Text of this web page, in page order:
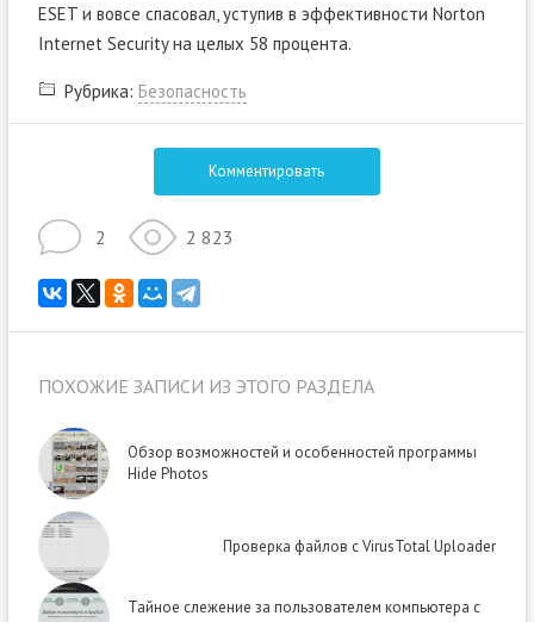
ESET и вовсе спасовал, уступив в эффективности Norton
Internet Security на целых 58 процента.
Рубрика: Безопасность
Комментировать
2 2 823
ПОХОЖИЕ ЗАПИСИ ИЗ ЭТОГО РАЗДЕЛА
Обзор возможностей и особенностей программы
Hide Photos
Проверка файлов с VirusTotal Uploader
Тайное слежение за пользователем компьютера с